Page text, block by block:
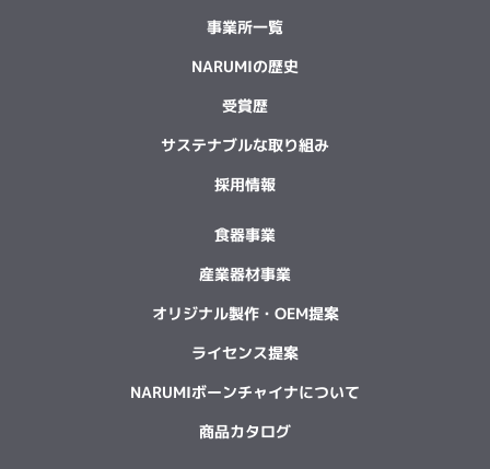
事業所一覧
NARUMIの歴史
受賞歴
サステナブルな取り組み
採用情報
食器事業
産業器材事業
オリジナル製作・OEM提案
ライセンス提案
NARUMIボーンチャイナについて
商品カタログ